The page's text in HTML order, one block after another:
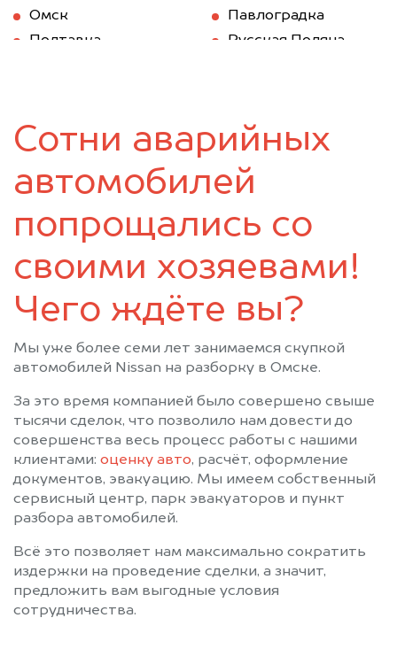
Омск
Павлоградка
Полтавка
Русская Поляна
Усть-Ишим
Черлак
Сотни аварийных
автомобилей
попрощались со
своими хозяевами!
Чего ждёте вы?
Мы уже более семи лет занимаемся скупкой
автомобилей Nissan на разборку в Омске.
За это время компанией было совершено свыше
тысячи сделок, что позволило нам довести до
совершенства весь процесс работы с нашими
клиентами: оценку авто, расчёт, оформление
документов, эвакуацию. Мы имеем собственный
сервисный центр, парк эвакуаторов и пункт
разбора автомобилей.
Всё это позволяет нам максимально сократить
издержки на проведение сделки, а значит,
предложить вам выгодные условия
сотрудничества.